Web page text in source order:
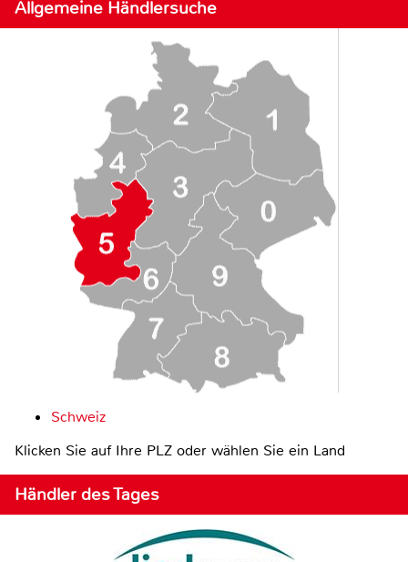
Allgemeine Händlersuche
Schweiz
Klicken Sie auf Ihre PLZ oder wählen Sie ein Land
Händler des Tages